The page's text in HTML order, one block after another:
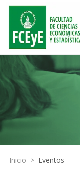
Inicio > Eventos